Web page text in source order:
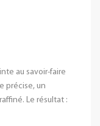
au savoir-faire
précise, un
Le résultat :